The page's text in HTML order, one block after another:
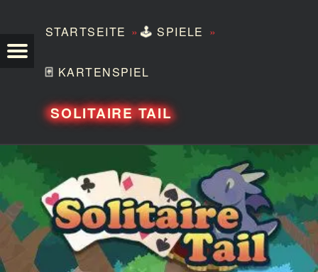
STARTSEITE »🕹️ SPIELE »
🃏 KARTENSPIEL
SOLITAIRE TAIL